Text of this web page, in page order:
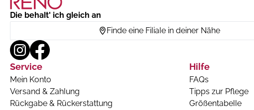
Die behalt' ich gleich an
Finde eine Filiale in deiner Nähe
Service
Mein Konto
Versand & Zahlung
Rückgabe & Rückerstattung
Hilfe
FAQs
Tipps zur Pflege
Größentabelle